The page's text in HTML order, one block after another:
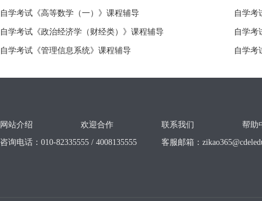
自学考试《高等数学（一）》课程辅导 自学考
自学考试《政治经济学（财经类）》课程辅导 自学考
自学考试《管理信息系统》课程辅导 自学考
网站介绍 欢迎合作 联系我们
帮助
咨询电话：010-82335555 / 4008135555
客服邮箱：